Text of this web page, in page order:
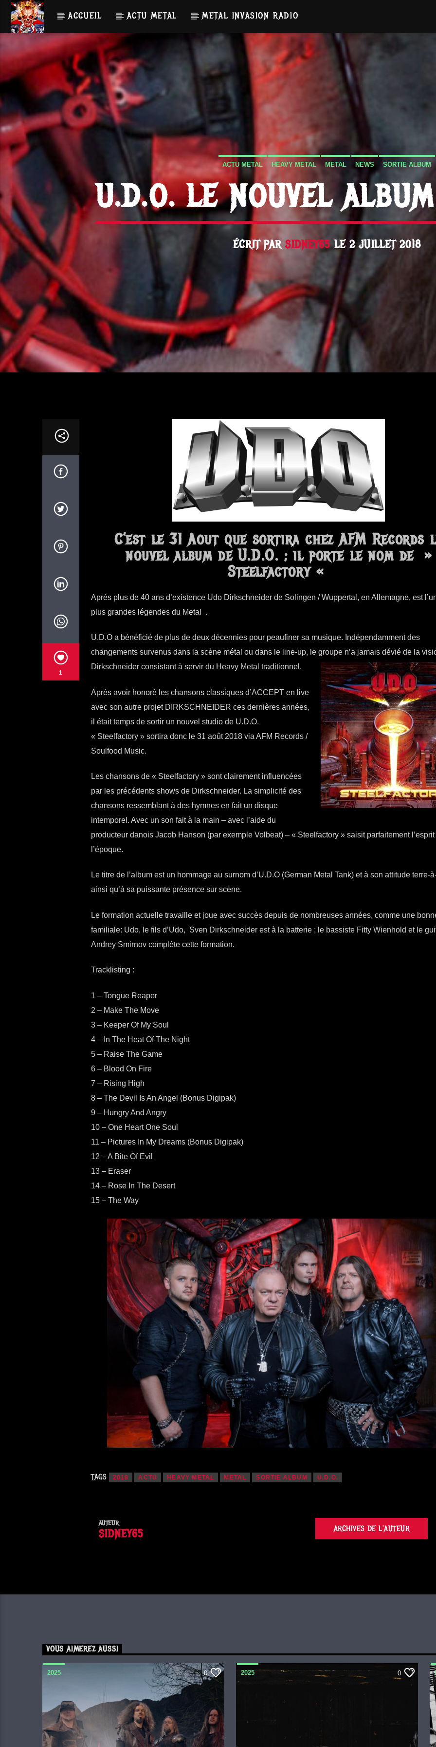
ACCUEIL ACTU METAL METAL INVASION RADIO
ACTU METAL HEAVY METAL METAL NEWS SORTIE ALBUM
U.D.O. LE NOUVEL
ÉCRIT PARSIDNEY65LE 2 JUILLET 2018
1
C’est le 31 Aout que sortira chez AFM Records
nouvel album de U.D.O. ; il porte le nom de »
Steelfactory «
Après plus de 40 ans d’existence Udo Dirkschneider de Solingen / Wuppertal, en Allemagne, est
plus grandes légendes du Metal .
U.D.O a bénéficié de plus de deux décennies pour peaufiner sa musique. Indépendamment des
changements survenus dans la scène métal ou dans le line-up, le groupe n’a jamais dévié de la
Dirkschneider consistant à servir du Heavy Metal traditionnel.
Après avoir honoré les chansons classiques d’ACCEPT en live
avec son autre projet DIRKSCHNEIDER ces dernières années,
il était temps de sortir un nouvel studio de U.D.O.
« Steelfactory » sortira donc le 31 août 2018 via AFM Records /
Soulfood Music.
Les chansons de « Steelfactory » sont clairement influencées
par les précédents shows de Dirkschneider. La simplicité des
chansons ressemblant à des hymnes en fait un disque
intemporel. Avec un son fait à la main – avec l’aide du
producteur danois Jacob Hanson (par exemple Volbeat) – « Steelfactory » saisit parfaitement l’esprit
l’époque.
Le titre de l’album est un hommage au surnom d’U.D.O (German Metal Tank) et à son attitude terre-
ainsi qu’à sa puissante présence sur scène.
Le formation actuelle travaille et joue avec succès depuis de nombreuses années, comme une
familiale: Udo, le fils d’Udo, Sven Dirkschneider est à la batterie ; le bassiste Fitty Wienhold et le
Andrey Smirnov complète cette formation.
Tracklisting :
1 – Tongue Reaper
2 – Make The Move
3 – Keeper Of My Soul
4 – In The Heat Of The Night
5 – Raise The Game
6 – Blood On Fire
7 – Rising High
8 – The Devil Is An Angel (Bonus Digipak)
9 – Hungry And Angry
10 – One Heart One Soul
11 – Pictures In My Dreams (Bonus Digipak)
12 – A Bite Of Evil
13 – Eraser
14 – Rose In The Desert
15 – The Way
TAGS 2018 ACTU HEAVY METAL METAL SORTIE ALBUM U.D.O.
AUTEUR
SIDNEY65 ARCHIVES DE L'AUTEUR
VOUS AIMEREZ AUSSI
2025 0 2025 0